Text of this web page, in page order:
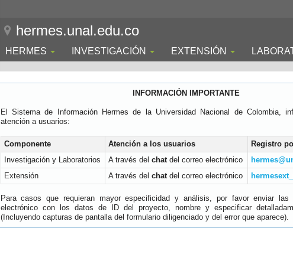
hermes.unal.edu.co
HERMES INVESTIGACIÓN EXTENSIÓN
INFORMACIÓN IMPORTANTE
El Sistema de Información Hermes de la Universidad Nacional de Colombia,
atención a usuarios:
Componente Atención a los usuarios
Registro
Investigación y Laboratorios
A través del chatdel correo electrónico
Extensión
A través del chatdel correo electrónico
Para casos que requieran mayor especificidad y análisis, por favor enviar las
electrónico con los datos de ID del proyecto, nombre y especificar
(Incluyendo capturas de pantalla del formulario diligenciado y del error que aparece).